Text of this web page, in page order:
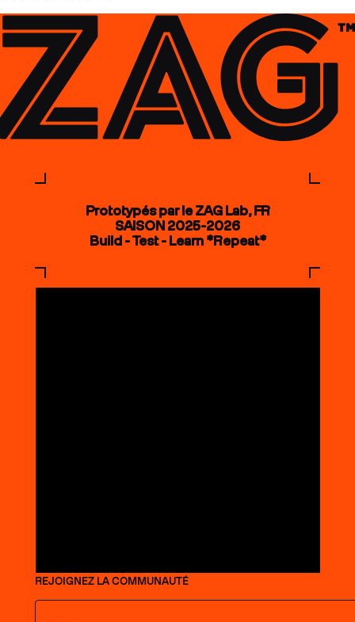
Prototypés par le ZAG Lab, FR
SAISON 2025-2026
Build - Test - Learn *Repeat*
REJOIGNEZ LA COMMUNAUTÉ